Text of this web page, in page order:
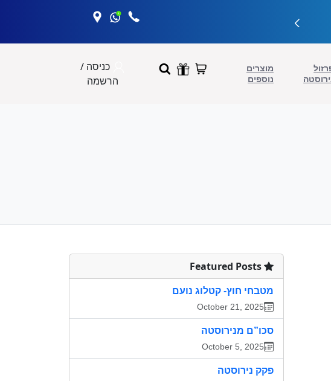
מוצרים
נוספים
כניסה /
הרשמה
Featured Posts
מטבחי חוץ- קטלוג נועם
October 21, 2025
סכו”ם מנירוסטה
October 5, 2025
פקק נירוסטה